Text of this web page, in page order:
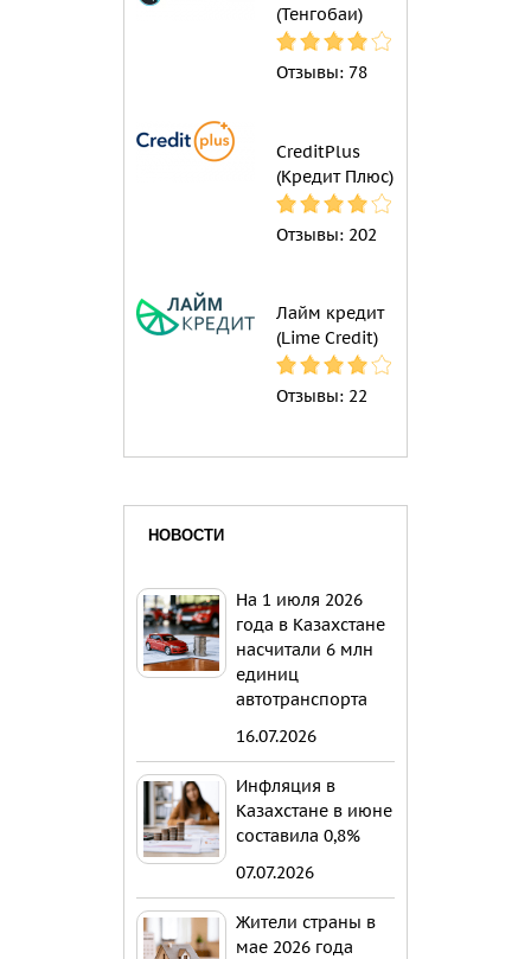
(Тенгобаи)
Отзывы: 78
CreditPlus
(Кредит Плюс)
Отзывы: 202
Лайм кредит
(Lime Credit)
Отзывы: 22
НОВОСТИ
На 1 июля 2026
года в Казахстане
насчитали 6 млн
единиц
автотранспорта
16.07.2026
Инфляция в
Казахстане в июне
составила 0,8%
07.07.2026
Жители страны в
мае 2026 года